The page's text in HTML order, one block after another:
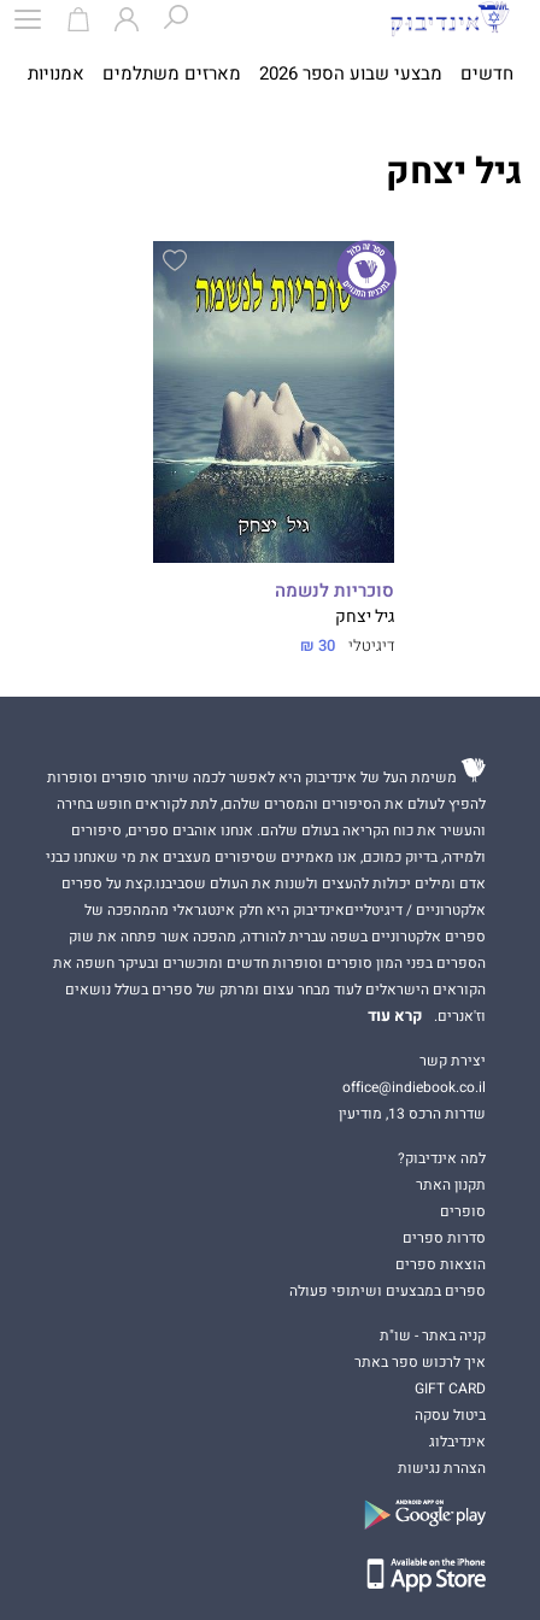
חדשים מבצעי שבוע הספר 2026 מארזים משתלמים אמנויות
גיל יצחק
סוכריות לנשמה
גיל יצחק
דיגיטלי 30 ₪
משימת העל של אינדיבוק היא לאפשר לכמה שיותר סופרים וסופרות
להפיץ לעולם את הסיפורים והמסרים שלהם, לתת לקוראים חופש בחירה
והעשיר את כוח הקריאה בעולם שלהם. אנחנו אוהבים ספרים, סיפורים
ולמידה, בדיוק כמוכם, אנו מאמינים שסיפורים מעצבים את מי שאנחנו כבני
אדם ומילים יכולות להעצים ולשנות את העולם שסביבנו.קצת על ספרים
אלקטרוניים / דיגיטלייםאינדיבוק היא חלק אינטגראלי מהמהפכה של
ספרים אלקטרוניים בשפה עברית להורדה, מהפכה אשר פתחה את שוק
הספרים בפני המון סופרים וסופרות חדשים ומוכשרים ובעיקר חשפה את
הקוראים הישראלים לעוד מבחר עצום ומרתק של ספרים בשלל נושאים
וז'אנרים.
קרא עוד
יצירת קשר
office@indiebook.co.il
שדרות הרכס 13, מודיעין
למה אינדיבוק?
תקנון האתר
סופרים
סדרות ספרים
הוצאות ספרים
ספרים במבצעים ושיתופי פעולה
קניה באתר - שו"ת
איך לרכוש ספר באתר
GIFT CARD
ביטול עסקה
אינדיבלוג
הצהרת נגישות